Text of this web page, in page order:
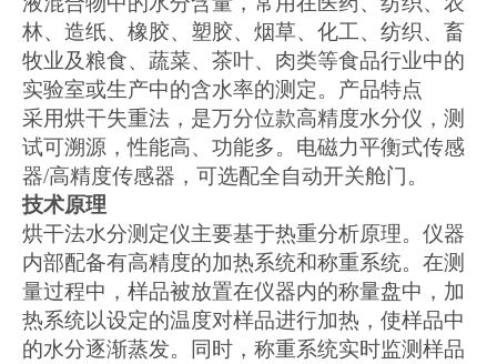
林、造纸、橡胶、塑胶、烟草、化工、纺织、畜
牧业及粮食、蔬菜、茶叶、肉类等食品行业中的
实验室或生产中的含水率的测定。产品特点
采用烘干失重法，是万分位款高精度水分仪，测
试可溯源，性能高、功能多。电磁力平衡式传感
器/高精度传感器，可选配全自动开关舱门。
技术原理
烘干法水分测定仪主要基于热重分析原理。仪器
内部配备有高精度的加热系统和称重系统。在测
量过程中，样品被放置在仪器内的称量盘中，加
热系统以设定的温度对样品进行加热，使样品中
的水分逐渐蒸发。同时，称重系统实时监测样品